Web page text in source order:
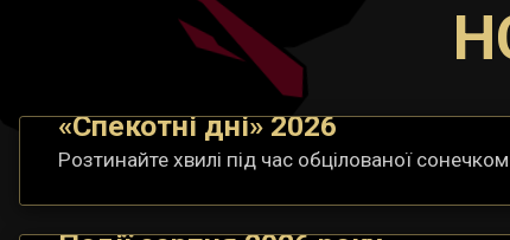
«Спекотні дні» 2026
Розтинайте хвилі під час обцілованої